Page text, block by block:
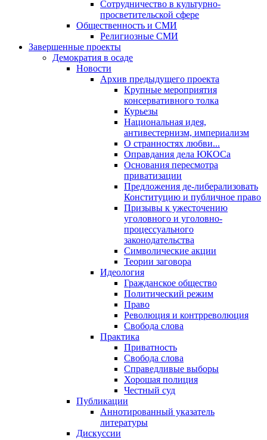
Сотрудничество в культурно-
просветительской сфере
Общественность и СМИ
Религиозные СМИ
Завершенные проекты
Демократия в осаде
Новости
Архив предыдущего проекта
Крупные мероприятия
консервативного толка
Курьезы
Национальная идея,
антивестернизм, империализм
О странностях любви...
Оправдания дела ЮКОСа
Основания пересмотра
приватизации
Предложения де-либерализовать
Конституцию и публичное право
Призывы к ужесточению
уголовного и уголовно-
процессуального
законодательства
Символические акции
Теории заговора
Идеология
Гражданское общество
Политический режим
Право
Революция и контрреволюция
Свобода слова
Практика
Приватность
Свобода слова
Справедливые выборы
Хорошая полиция
Честный суд
Публикации
Аннотированный указатель
литературы
Дискуссии